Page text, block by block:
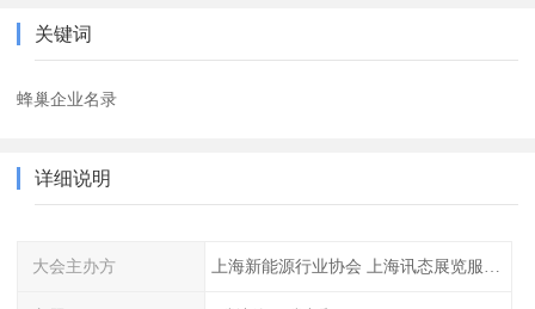
关键词
蜂巢企业名录
详细说明
大会主办方